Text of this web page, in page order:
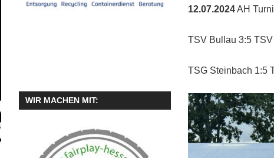
12.07.2024AH
TSV Bullau 3:5
TSG Steinbach 1:5
WIR MACHEN MIT: